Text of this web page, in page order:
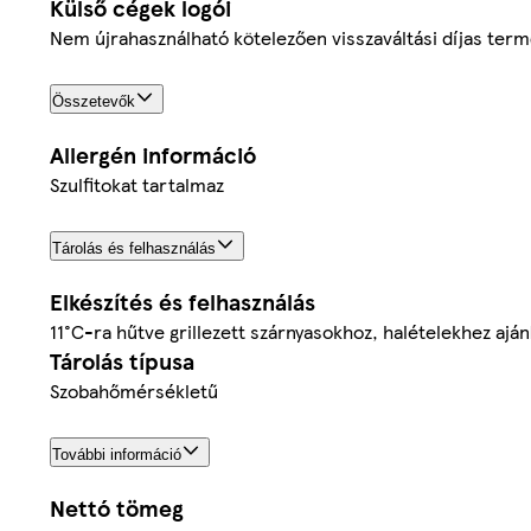
Külső cégek logói
Nem újrahasználható kötelezően visszaváltási díjas
Összetevők
Allergén információ
Szulfitokat tartalmaz
Tárolás és felhasználás
Elkészítés és felhasználás
11°C-ra hűtve grillezett szárnyasokhoz, halételekhez
Tárolás típusa
Szobahőmérsékletű
További információ
Nettó tömeg